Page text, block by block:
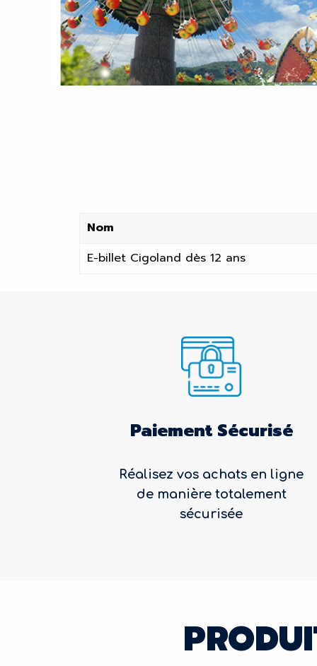
Nom
E-billet Cigoland dès 12 ans
Paiement Sécurisé
Réalisez vos achats en ligne
de manière totalement
sécurisée